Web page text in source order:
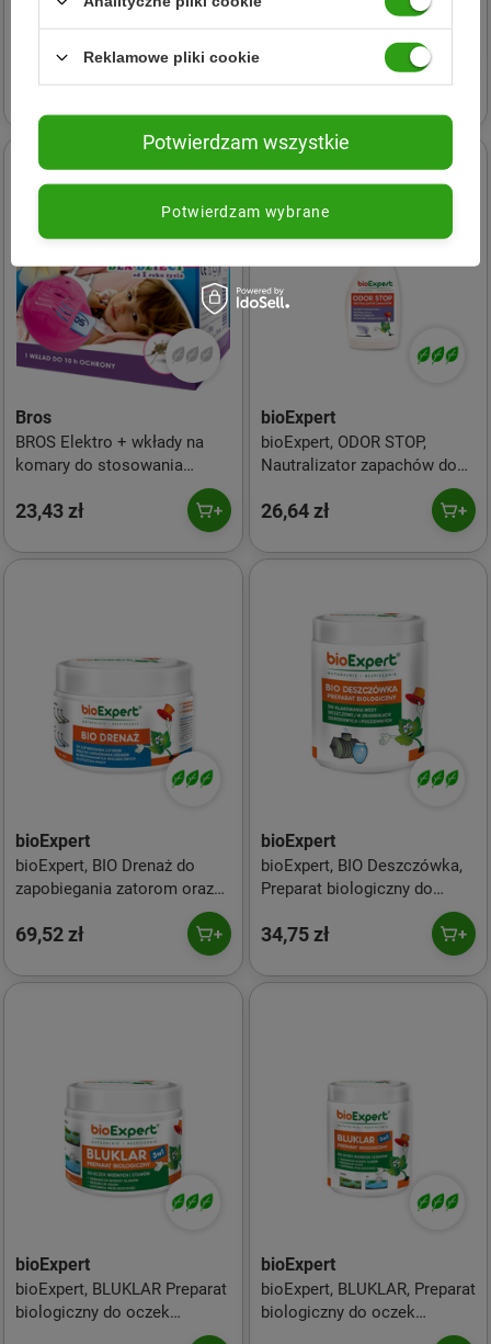
budynku
28,51 zł
Pałeczki na komary 4 szt.
Bros
BROS Elektro + wkłady na
komary do stosowania
23,43 zł
bioExpert
bioExpert, ODOR STOP,
Nautralizator zapachów do
26,64 zł
bioExpert
bioExpert, BIO Drenaż do
zapobiegania zatorom oraz
do udrażniania drenów, 250 g
69,52 zł
bioExpert
bioExpert, BIO Deszczówka,
Preparat biologiczny do
deszczowej, 450 g
34,75 zł
bioExpert
bioExpert, BLUKLAR Preparat
biologiczny do oczek
bioExpert
bioExpert, BLUKLAR, Preparat
biologiczny do oczek
Reklamowe pliki cookie
Potwierdzam wybrane
Potwierdzam wszystkie